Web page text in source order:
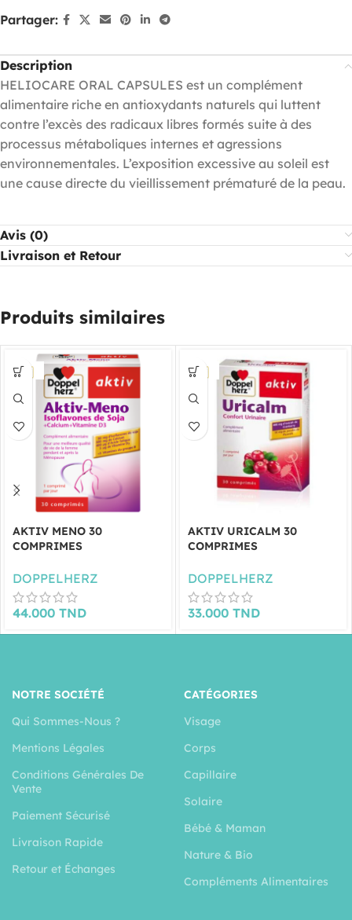
Partager:
Description
HELIOCARE ORAL CAPSULES est un complément
alimentaire riche en antioxydants naturels qui luttent
contre l’excès des radicaux libres formés suite à des
processus métaboliques internes et agressions
environnementales. L’exposition excessive au soleil est
une cause directe du vieillissement prématuré de la peau.
Avis (0)
Livraison et Retour
Produits similaires
AKTIV MENO 30
COMPRIMES
DOPPELHERZ
44.000 TND
AKTIV URICALM 30
COMPRIMES
DOPPELHERZ
33.000 TND
NOTRE SOCIÉTÉ
Qui Sommes-Nous ?
Mentions Légales
Conditions Générales De
Vente
Paiement Sécurisé
Livraison Rapide
Retour et Échanges
CATÉGORIES
Visage
Corps
Capillaire
Solaire
Bébé & Maman
Nature & Bio
Compléments Alimentaires